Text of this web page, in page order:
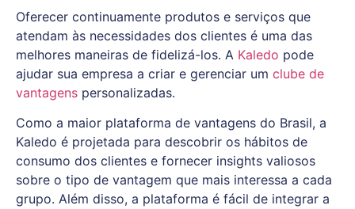
Oferecer continuamente produtos e serviços que
atendam às necessidades dos clientes é uma das
melhores maneiras de fidelizá-los. A Kaledo pode
ajudar sua empresa a criar e gerenciar um clube de
vantagens personalizadas.
Como a maior plataforma de vantagens do Brasil, a
Kaledo é projetada para descobrir os hábitos de
consumo dos clientes e fornecer insights valiosos
sobre o tipo de vantagem que mais interessa a cada
grupo. Além disso, a plataforma é fácil de integrar a